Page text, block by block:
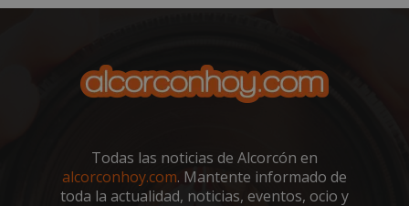
Todas las noticias de Alcorcón en
alcorconhoy.com. Mantente informado de
toda la actualidad, noticias, eventos, ocio y